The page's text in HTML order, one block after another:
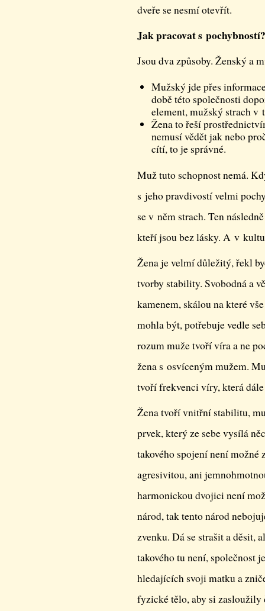
dveře se nesmí otevřít.
Jak pracovat s pochybností?
Jsou dva způsoby. Ženský a
Mužský jde přes
době této společnosti
element, mužský strach
Žena to řeší
nemusí vědět jak nebo
cítí, to je správné.
Muž tuto schopnost nemá.
s jeho pravdivostí velmi
se v něm strach. Ten
kteří jsou bez lásky. A v
Žena je velmí důležitý, řekl
tvorby stability. Svobodná a
kamenem, skálou na které
mohla být, potřebuje vedle
rozum muže tvoří víra a ne
žena s osvíceným mužem.
tvoří frekvenci víry, která
Žena tvoří vnitřní stabilitu,
prvek, který ze sebe vysílá
takového spojení není
agresivitou, ani
harmonickou dvojici není
národ, tak tento národ
zvenku. Dá se strašit a děsit,
takového tu není, společnost
hledajících svoji matku a
fyzické tělo, aby si